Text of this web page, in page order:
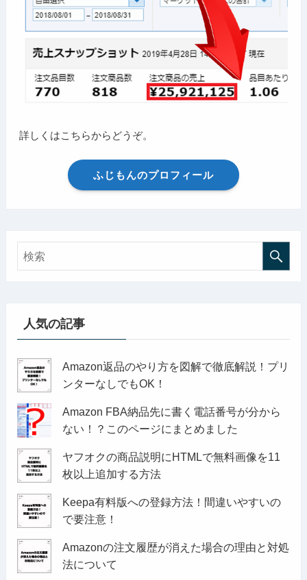
詳しくはこちらからどうぞ。
ふじもんのプロフィール
人気の記事
Amazon返品のやり方を図解で徹底解説！プリ
ンターなしでもOK！
Amazon FBA納品先に書く電話番号が分から
ない！？このページにまとめました
ヤフオクの商品説明にHTMLで無料画像を11
枚以上追加する方法
Keepa有料版への登録方法！間違いやすいの
で要注意！
Amazonの注文履歴が消えた場合の理由と対処
法について